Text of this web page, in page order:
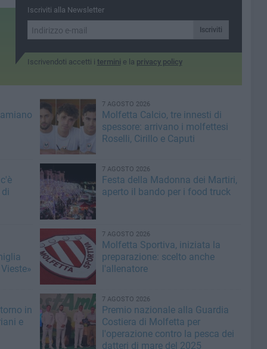
questo evento nasca un
Iscriviti alla Newsletter
Iscriviti
Iscrivendoti accetti i termini e la privacy policy
7 AGOSTO 2026
Molfetta Calcio, tre innesti di
spessore: arrivano i molfettesi
Roselli, Cirillo e Caputi
7 AGOSTO 2026
Festa della Madonna dei Martiri,
aperto il bando per i food truck
7 AGOSTO 2026
Molfetta Sportiva, iniziata la
preparazione: scelto anche
l'allenatore
in
e
7 AGOSTO 2026
Premio nazionale alla Guardia
Costiera di Molfetta per
l'operazione contro la pesca dei
datteri di mare del 2025